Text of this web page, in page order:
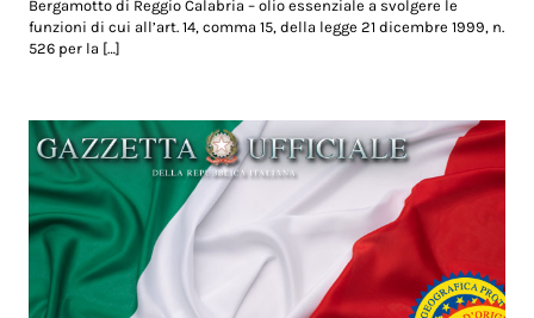
Bergamotto di Reggio Calabria – olio essenziale a svolgere le
funzioni di cui all’art. 14, comma 15, della legge 21 dicembre 1999, n.
526 per la […]